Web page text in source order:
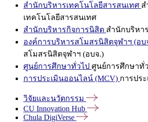
สำนักบริหารเทคโนโลยีสารสนเทศ ส
เทคโนโลยีสารสนเทศ
สำนักบริหารกิจการนิสิต สำนักบริหา
องค์การบริหารสโมสรนิสิตจุฬาฯ (อบ
สโมสรนิสิตจุฬาฯ (อบจ.)
ศูนย์การศึกษาทั่วไป ศูนย์การศึกษาทั่
การประเมินออนไลน์ (MCV) การปร
วิจัยและนวัตกรรม
CU Innovation Hub
Chula DigiVerse